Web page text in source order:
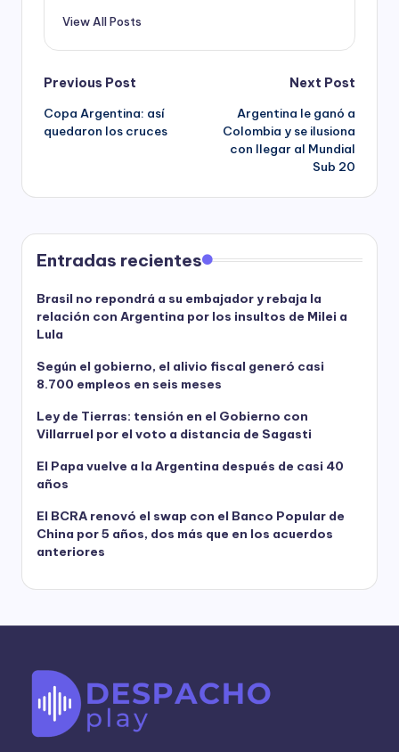
View All Posts
Post
navigation
Previous Post
Copa Argentina: así
quedaron los cruces
Next Post
Argentina le ganó a
Colombia y se ilusiona
con llegar al Mundial
Sub 20
Entradas recientes
Brasil no repondrá a su embajador y rebaja la
relación con Argentina por los insultos de Milei a
Lula
Según el gobierno, el alivio fiscal generó casi
8.700 empleos en seis meses
Ley de Tierras: tensión en el Gobierno con
Villarruel por el voto a distancia de Sagasti
El Papa vuelve a la Argentina después de casi 40
años
El BCRA renovó el swap con el Banco Popular de
China por 5 años, dos más que en los acuerdos
anteriores